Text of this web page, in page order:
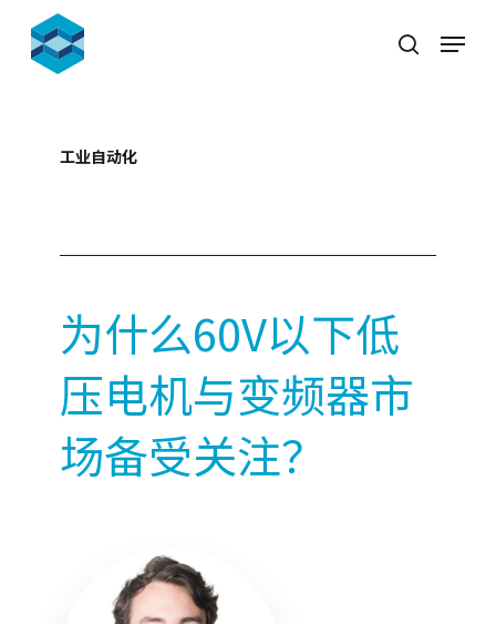
main
search
Menu
工业自动化
为什么60V以下低
压电机与变频器市
场备受关注？